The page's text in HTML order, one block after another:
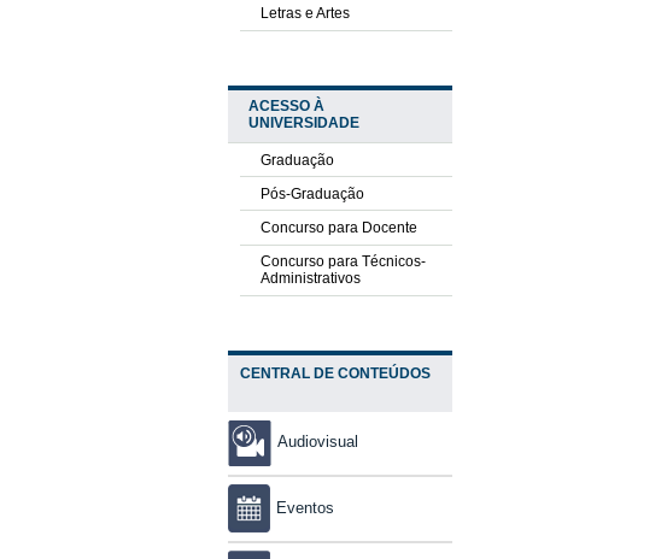
Letras e Artes
ACESSO À
UNIVERSIDADE
Graduação
Pós-Graduação
Concurso para Docente
Concurso para Técnicos-
Administrativos
CENTRAL DE CONTEÚDOS
Audiovisual
Eventos